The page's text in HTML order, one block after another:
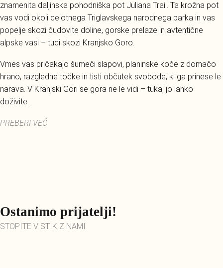
znamenita daljinska pohodniška pot Juliana Trail. Ta krožna pot
vas vodi okoli celotnega Triglavskega narodnega parka in vas
popelje skozi čudovite doline, gorske prelaze in avtentične
alpske vasi – tudi skozi Kranjsko Goro.
Vmes vas pričakajo šumeči slapovi, planinske koče z domačo
hrano, razgledne točke in tisti občutek svobode, ki ga prinese le
narava. V Kranjski Gori se gora ne le vidi – tukaj jo lahko
doživite.
PREBERI VEČ
Ostanimo prijatelji!
STOPITE V STIK Z NAMI